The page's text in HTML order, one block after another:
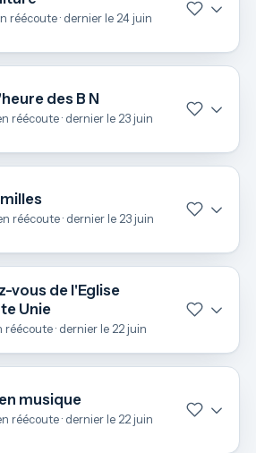
réécoute · dernier le 24 juin
des B N
réécoute · dernier le 23 juin
réécoute · dernier le 23 juin
vous de l'Eglise
Unie
réécoute · dernier le 22 juin
musique
réécoute · dernier le 22 juin